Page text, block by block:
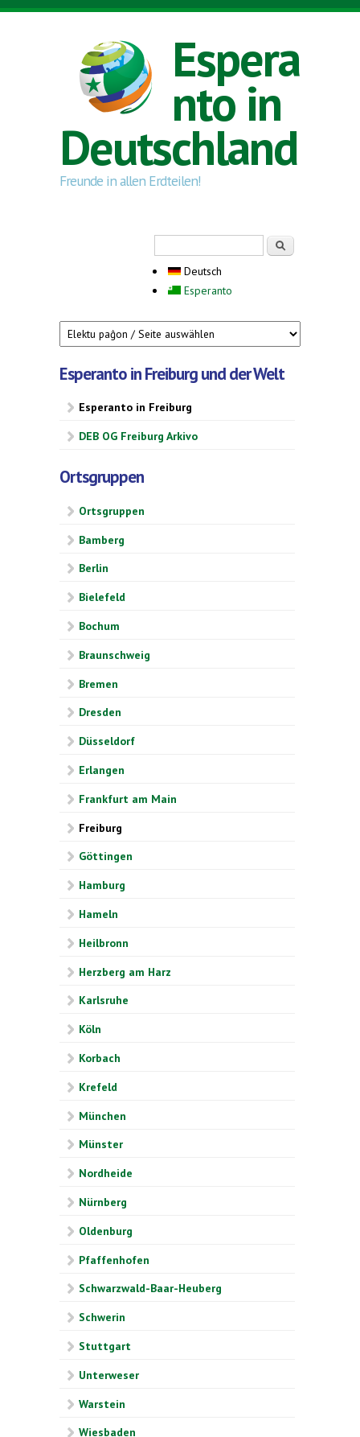
Direkt zum Inhalt
Espera
nto in
Deutschland
Freunde in allen Erdteilen!
Deutsch
Esperanto
Esperanto in Freiburg und der Welt
Esperanto in Freiburg
DEB OG Freiburg Arkivo
Ortsgruppen
Ortsgruppen
Bamberg
Berlin
Bielefeld
Bochum
Braunschweig
Bremen
Dresden
Düsseldorf
Erlangen
Frankfurt am Main
Freiburg
Göttingen
Hamburg
Hameln
Heilbronn
Herzberg am Harz
Karlsruhe
Köln
Korbach
Krefeld
München
Münster
Nordheide
Nürnberg
Oldenburg
Pfaffenhofen
Schwarzwald-Baar-Heuberg
Schwerin
Stuttgart
Unterweser
Warstein
Wiesbaden